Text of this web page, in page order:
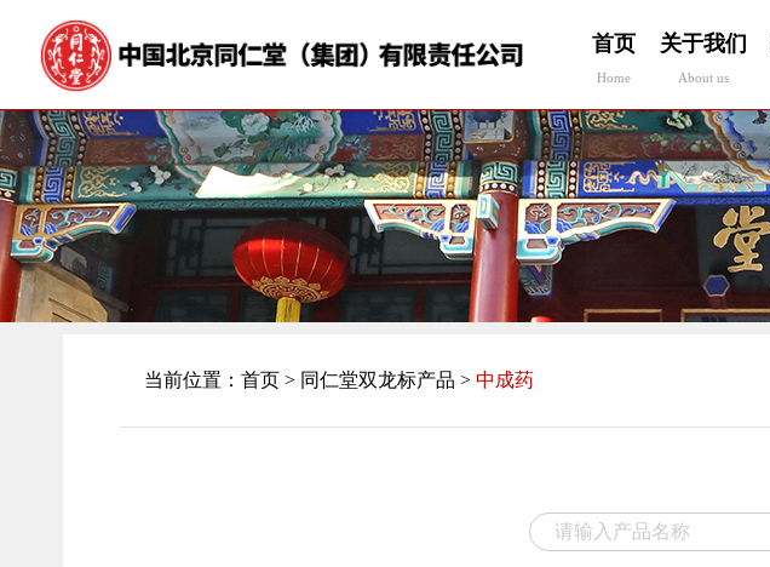
首页
Home
关于我们
About us
当前位置： 首页 > 同仁堂双龙标产品 > 中成药